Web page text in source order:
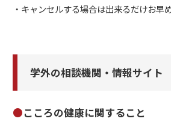
・キャンセルする場合は出来るだけお早
学外の相談機関・情報サイト
こころの健康に関すること